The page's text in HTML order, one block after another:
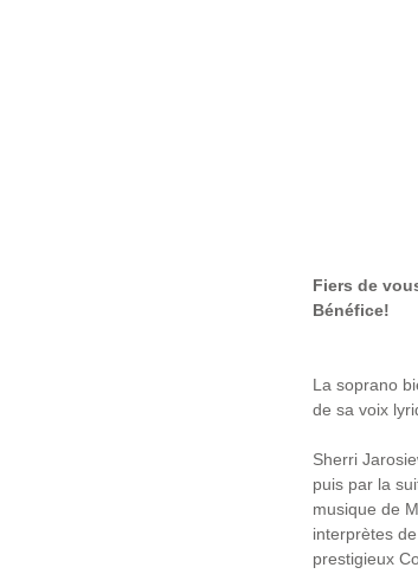
Fiers de
Bénéfice!
La soprano
de sa voix
Sherri
puis par la
musique de
interprètes
prestigieux